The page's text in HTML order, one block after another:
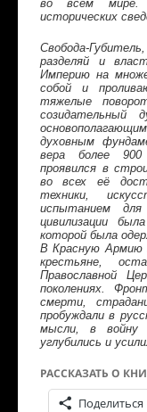
во всем мире.
исторических
Свобода-
разделяй и
Империю на
собой и
тяжелые
созидательный
духовным
вера более
проявился в
во всех её
техники,
испытанием для
цивилизации
которой была
В Красную Армию
крестьяне,
Православной
поколениях.
смерти,
пробуждали в
мысли, в войну
углубились и
РАССКАЗАТЬ О
Поделиться